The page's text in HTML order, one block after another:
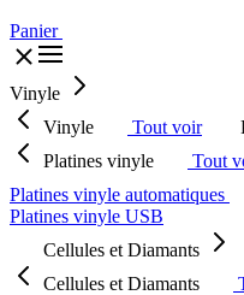
Panier
Vinyle
Vinyle
Tout voir
Platines vinyle
Tout
Platines vinyle automatiques
Platines vinyle USB
Cellules et Diamants
Cellules et Diamants